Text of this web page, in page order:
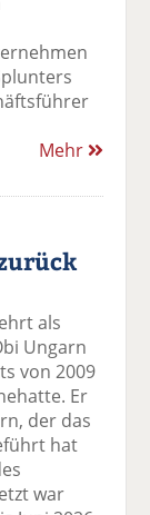
Mehr
als
Ungarn
von 2009
Er
der das
hat
war